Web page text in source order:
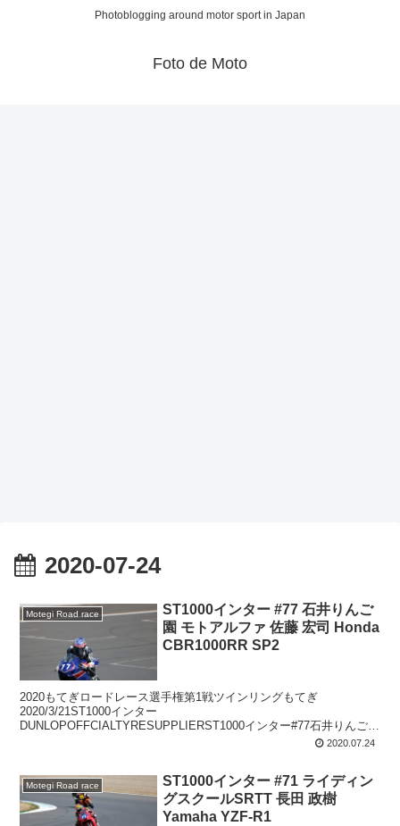
Photoblogging around motor sport in Japan
Foto de Moto
2020-07-24
Motegi Road race
ST1000インター #77 石井りんご
園 モトアルファ 佐藤 宏司 Honda
CBR1000RR SP2
2020もてぎロードレース選手権第1戦ツインリングもてぎ
2020/3/21ST1000インター
DUNLOPOFFCIALTYRESUPPLIERST1000インター#77石井りんご園
2020.07.24
Motegi Road race
ST1000インター #71 ライディン
グスクールSRTT 長田 政樹
Yamaha YZF-R1